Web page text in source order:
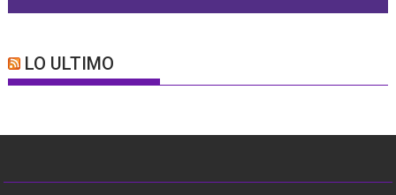
LO ULTIMO